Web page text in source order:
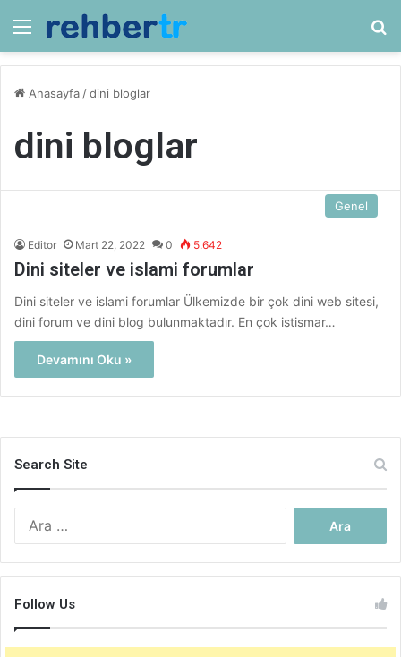
Menü
Anasayfa /dini bloglar
dini bloglar
Genel
Editor Mart 22, 2022 0 5.642
Dini siteler ve islami forumlar
Dini siteler ve islami forumlar Ülkemizde bir çok dini web sitesi,
dini forum ve dini blog bulunmaktadır. En çok istismar…
Devamını Oku »
Search Site
Follow Us